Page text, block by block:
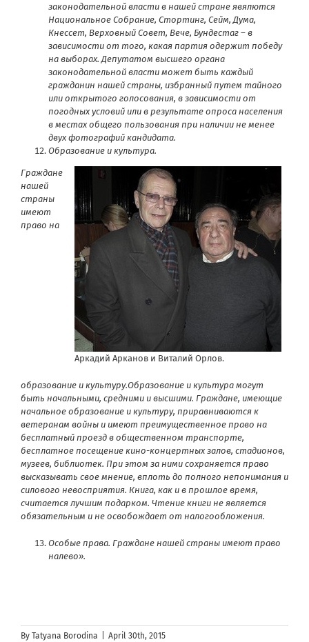
законодательной власти в нашей стране явялются
Национальное Собрание, Стортинг, Сейм, Дума,
Кнессет, Верховный Совет, Вече, Бундестаг – в
зависимости от того, какая партия одержит победу
на выборах. Депутатом высшего органа
законодательной власти может быть каждый
гражданин нашей страны, избранный путем тайного
или открытого голосования, в зависимости от
погодных условий или в результате опроса населения
в местах общего пользования при наличии не менее
двух фотографий кандидата.
Образование и культура.
Аркадий Арканов и Виталий Орлов.
Граждане
нашей
страны
имеют
право на
образование и культуру.Образование и культура могут
быть начальными, средними и высшими. Граждане, имеющие
начальное образование и культуру, приравниваются к
ветеранам войны и имеют преимущественное право на
бесплатный проезд в общественном транспорте,
бесплатное посещение кино-концертных залов, стадионов,
музеев, библиотек. При этом за ними сохраняется право
высказывать свое мнение, вплоть до полного непонимания и
силового невосприятия. Книга, как и в прошлое время,
считается лучшим подарком. Чтение книги не является
обязательным и не освобождает от налогообложения.
Особые права. Граждане нашей страны имеют право
налево».
By Tatyana Borodina April 30th, 2015